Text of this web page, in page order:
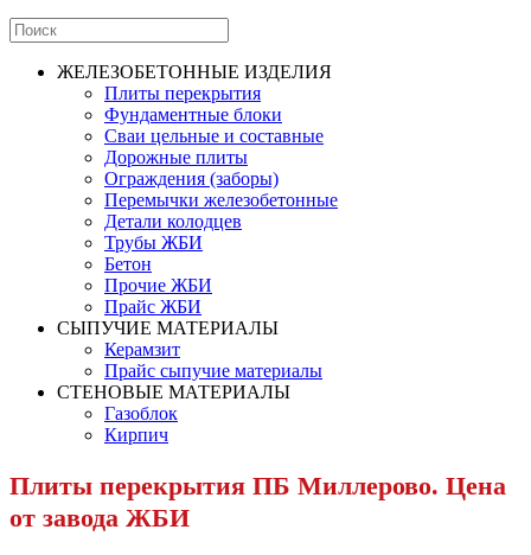
ЖЕЛЕЗОБЕТОННЫЕ ИЗДЕЛИЯ
Плиты перекрытия
Фундаментные блоки
Сваи цельные и составные
Дорожные плиты
Ограждения (заборы)
Перемычки железобетонные
Детали колодцев
Трубы ЖБИ
Бетон
Прочие ЖБИ
Прайс ЖБИ
СЫПУЧИЕ МАТЕРИАЛЫ
Керамзит
Прайс сыпучие материалы
СТЕНОВЫЕ МАТЕРИАЛЫ
Газоблок
Кирпич
Плиты перекрытия ПБ Миллерово. Цена
от завода ЖБИ